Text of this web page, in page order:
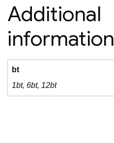
Additional
information
bt
1bt, 6bt, 12bt